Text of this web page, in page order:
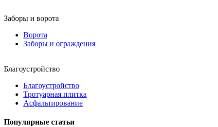
Заборы и ворота
Ворота
Заборы и ограждения
Благоустройство
Благоустройство
Тротуарная плитка
Асфальтирование
Популярные статьи